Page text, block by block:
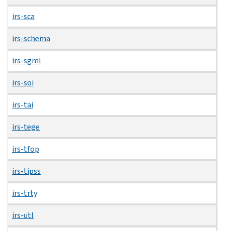
irs-sca
irs-schema
irs-sgml
irs-soi
irs-tai
irs-tege
irs-tfop
irs-tipss
irs-trty
irs-utl